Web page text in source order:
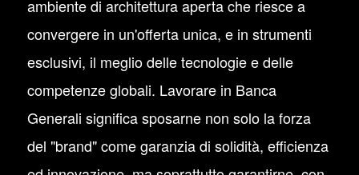
ambiente di architettura aperta che riesce a
convergere in un'offerta unica, e in strumenti
esclusivi, il meglio delle tecnologie e delle
competenze globali. Lavorare in Banca
Generali significa sposarne non solo la forza
del "brand" come garanzia di solidità, efficienza